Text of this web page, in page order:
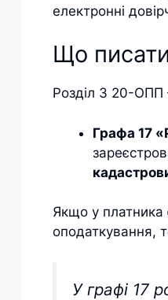
електронні
Що
Розділ 3 20-ОПП
Графа 17
Якщо у платника
оподаткування,
У графі 17